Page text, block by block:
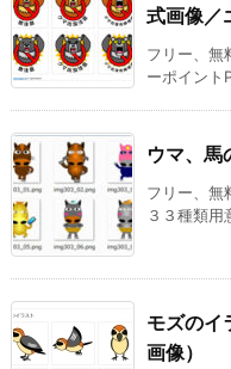
式画像／
フリー、無
ーポイント
ウマ、馬
フリー、無
３３種類
モズのイ
画像）